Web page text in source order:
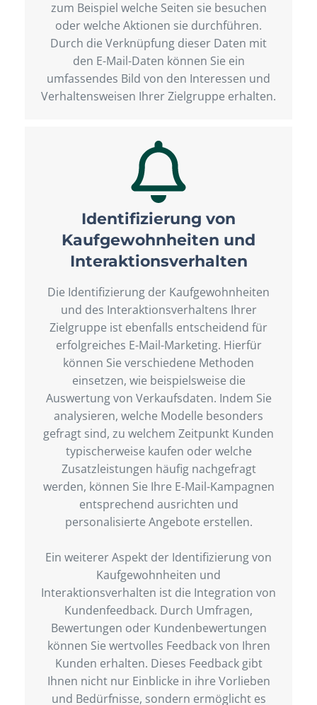
zum Beispiel welche Seiten sie besuchen
oder welche Aktionen sie durchführen.
Durch die Verknüpfung dieser Daten mit
den E-Mail-Daten können Sie ein
umfassendes Bild von den Interessen und
Verhaltensweisen Ihrer Zielgruppe erhalten.
Identifizierung von
Kaufgewohnheiten und
Interaktionsverhalten
Die Identifizierung der Kaufgewohnheiten
und des Interaktionsverhaltens Ihrer
Zielgruppe ist ebenfalls entscheidend für
erfolgreiches E-Mail-Marketing. Hierfür
können Sie verschiedene Methoden
einsetzen, wie beispielsweise die
Auswertung von Verkaufsdaten. Indem Sie
analysieren, welche Modelle besonders
gefragt sind, zu welchem Zeitpunkt Kunden
typischerweise kaufen oder welche
Zusatzleistungen häufig nachgefragt
werden, können Sie Ihre E-Mail-Kampagnen
entsprechend ausrichten und
personalisierte Angebote erstellen.
Ein weiterer Aspekt der Identifizierung von
Kaufgewohnheiten und
Interaktionsverhalten ist die Integration von
Kundenfeedback. Durch Umfragen,
Bewertungen oder Kundenbewertungen
können Sie wertvolles Feedback von Ihren
Kunden erhalten. Dieses Feedback gibt
Ihnen nicht nur Einblicke in ihre Vorlieben
und Bedürfnisse, sondern ermöglicht es